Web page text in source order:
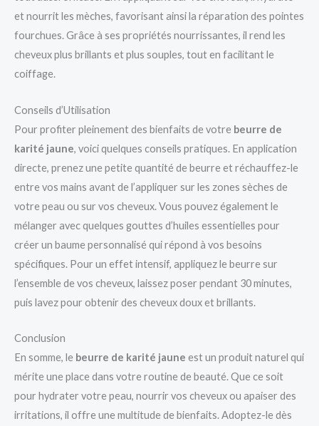
et nourrit les mèches, favorisant ainsi la réparation des pointes
fourchues. Grâce à ses propriétés nourrissantes, il rend les
cheveux plus brillants et plus souples, tout en facilitant le
coiffage.
Conseils d’Utilisation
Pour profiter pleinement des bienfaits de votre beurre de
karité jaune, voici quelques conseils pratiques. En application
directe, prenez une petite quantité de beurre et réchauffez-le
entre vos mains avant de l’appliquer sur les zones sèches de
votre peau ou sur vos cheveux. Vous pouvez également le
mélanger avec quelques gouttes d’huiles essentielles pour
créer un baume personnalisé qui répond à vos besoins
spécifiques. Pour un effet intensif, appliquez le beurre sur
l’ensemble de vos cheveux, laissez poser pendant 30 minutes,
puis lavez pour obtenir des cheveux doux et brillants.
Conclusion
En somme, le beurre de karité jaune est un produit naturel qui
mérite une place dans votre routine de beauté. Que ce soit
pour hydrater votre peau, nourrir vos cheveux ou apaiser des
irritations, il offre une multitude de bienfaits. Adoptez-le dès